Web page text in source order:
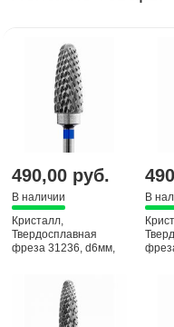
490,00 руб.
В наличии
Кристалл,
Твердосплавная
фреза 31236, d6мм,
В